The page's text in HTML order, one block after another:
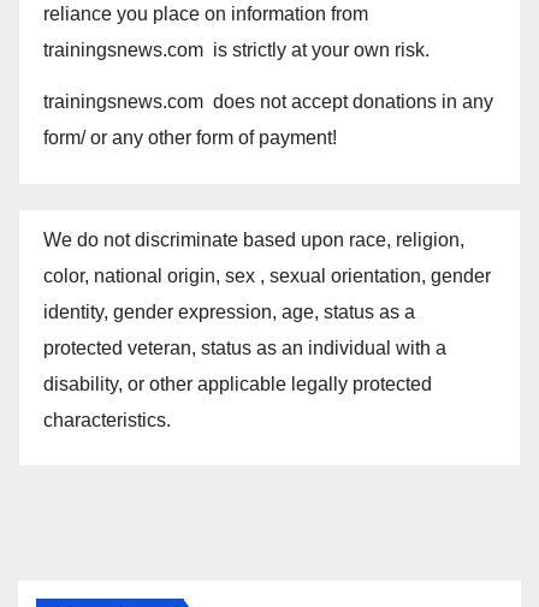
reliance you place on information from
trainingsnews.com is strictly at your own risk.
trainingsnews.com does not accept donations in any
form/ or any other form of payment!
We do not discriminate based upon race, religion,
color, national origin, sex , sexual orientation, gender
identity, gender expression, age, status as a
protected veteran, status as an individual with a
disability, or other applicable legally protected
characteristics.